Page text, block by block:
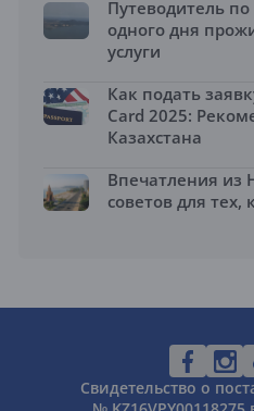
Путеводитель
одного дня
услуги
Как подать
Card 2025:
Казахстана
Впечатления из
советов для тех,
Свидетельство о